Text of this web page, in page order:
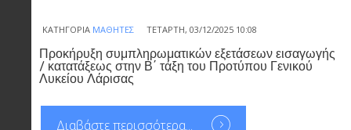
ΚΑΤΗΓΟΡΊΑ ΜΑΘΗΤΈΣ ΤΕΤΆΡΤΗ, 03/12/2025 10:08
Προκήρυξη συμπληρωματικών εξετάσεων εισαγωγής
/ κατατάξεως στην Β΄ τάξη του Προτύπου Γενικού
Λυκείου Λάρισας
Διαβάστε περισσότερα...